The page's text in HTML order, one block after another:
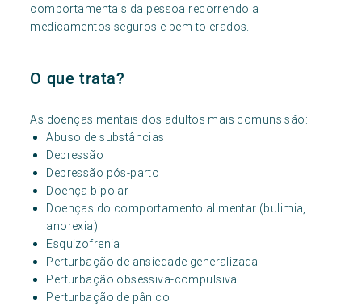
comportamentais da pessoa recorrendo a
medicamentos seguros e bem tolerados.
O que trata?
As doenças mentais dos adultos mais comuns são:
Abuso de substâncias
Depressão
Depressão pós-parto
Doença bipolar
Doenças do comportamento alimentar (bulimia,
anorexia)
Esquizofrenia
Perturbação de ansiedade generalizada
Perturbação obsessiva-compulsiva
Perturbação de pânico